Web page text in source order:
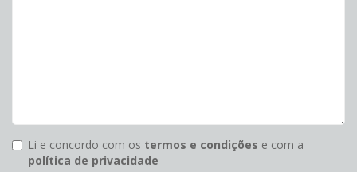
Li e concordo com os termos e condições e com a
política de privacidade